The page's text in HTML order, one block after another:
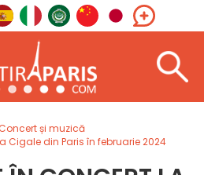
Concert și muzică
Cigale din Paris în februarie 2024